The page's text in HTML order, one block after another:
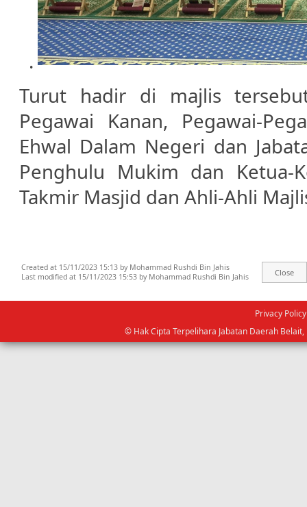
.
Turut hadir di majlis
Pegawai Kanan, Pegawai-
Ehwal Dalam Negeri dan
Penghulu Mukim dan Ketua-
Takmir Masjid dan Ahli-Ahli
Created at 15/11/2023 15:13 by Mohammad Rushdi Bin Jahis
Last modified at 15/11/2023 15:53 by Mohammad Rushdi Bin Jahis
Privacy Policy
© Hak Cipta Terpelihara Jabatan Daerah